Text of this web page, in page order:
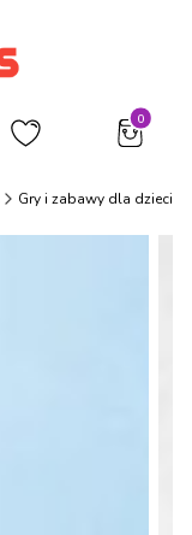
Gry i zabawy dla dzieci